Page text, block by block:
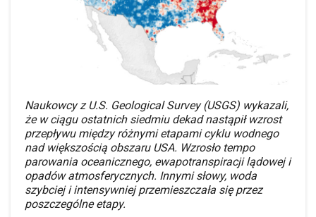
Naukowcy z U.S. Geological Survey (USGS) wykazali,
że w ciągu ostatnich siedmiu dekad nastąpił wzrost
przepływu między różnymi etapami cyklu wodnego
nad większością obszaru USA. Wzrosło tempo
parowania oceanicznego, ewapotranspiracji lądowej i
opadów atmosferycznych. Innymi słowy, woda
szybciej i intensywniej przemieszczała się przez
poszczególne etapy.